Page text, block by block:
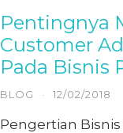
Pentingnya
Customer
Pada Bisnis
BLOG · 12/02/2018
Pengertian Bisnis